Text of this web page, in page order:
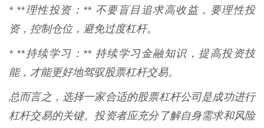
* **理性投资：** 不要盲目追求高收益，要理性投
资，控制仓位，避免过度杠杆。
* **持续学习：** 持续学习金融知识，提高投资技
能，才能更好地驾驭股票杠杆交易。
总而言之，选择一家合适的股票杠杆公司是成功进行
杠杆交易的关键。投资者应充分了解自身需求和风险